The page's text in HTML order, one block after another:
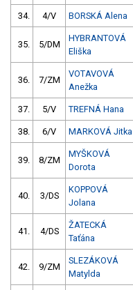
34. 4/V BORSKÁ Alena
35. 5/DM
HYBRANTOVÁ
Eliška
36. 7/ZM
VOTAVOVÁ
Anežka
37. 5/V TREFNÁ Hana
38. 6/V MARKOVÁ Jitka
39. 8/ZM
MYŠKOVÁ
Dorota
40. 3/DS
KOPPOVÁ
Jolana
41. 4/DS
ŽATECKÁ
Taťána
42. 9/ZM
SLEZÁKOVÁ
Matylda